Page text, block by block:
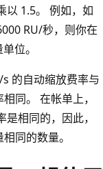
以 1.5。 例如，如
RU/秒，则你在
位。
的自动缩放费率与
同。 在帐单上，
相同的，因此，
同的数量。